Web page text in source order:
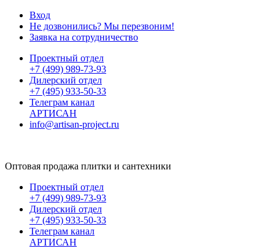
Вход
Не дозвонились? Мы перезвоним!
Заявка на сотрудничество
Проектный отдел
+7 (499) 989-73-93
Дилерский отдел
+7 (495) 933-50-33
Телеграм канал
АРТИСАН
info@artisan-project.ru
Оптовая продажа плитки и сантехники
Проектный отдел
+7 (499) 989-73-93
Дилерский отдел
+7 (495) 933-50-33
Телеграм канал
АРТИСАН